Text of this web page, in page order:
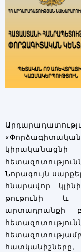
Նորագույն
հնարավոր
թութունի և
արտադրանքի